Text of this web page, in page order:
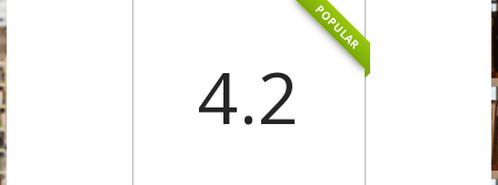
POPULAR
4.2